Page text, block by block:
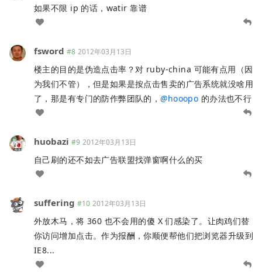
如果不限 ip 的话，watir 靠谱
fsword #8 2012年03月13日
楼主的目的是伪造点击率？对 ruby-china 可能有点用（因
为我们不管），但是如果是按点击售卖的广告系统就没啥用
了，那是有专门的防作弊团队的，@hooopo 的办法也不行
huobazi #9 2012年03月13日
自己刷的还不如去广告联盟找弹窗啊什么的买
suffering #10 2012年03月13日
外放木马，将 360 也不会用的傻 X 们感染了。让肉鸡们替
你访问增加点击。作为报酬，你顺便帮他们把浏览器升级到
IE8...